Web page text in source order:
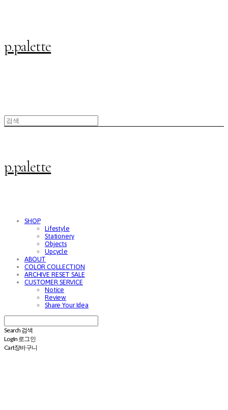
p.palette
p.palette
SHOP
Lifestyle
Stationery
Objects
Upcycle
ABOUT
COLOR COLLECTION
ARCHIVE RESET SALE
CUSTOMER SERVICE
Notice
Review
Share Your Idea
Search 검색
Log In 로그인
Cart장바구니